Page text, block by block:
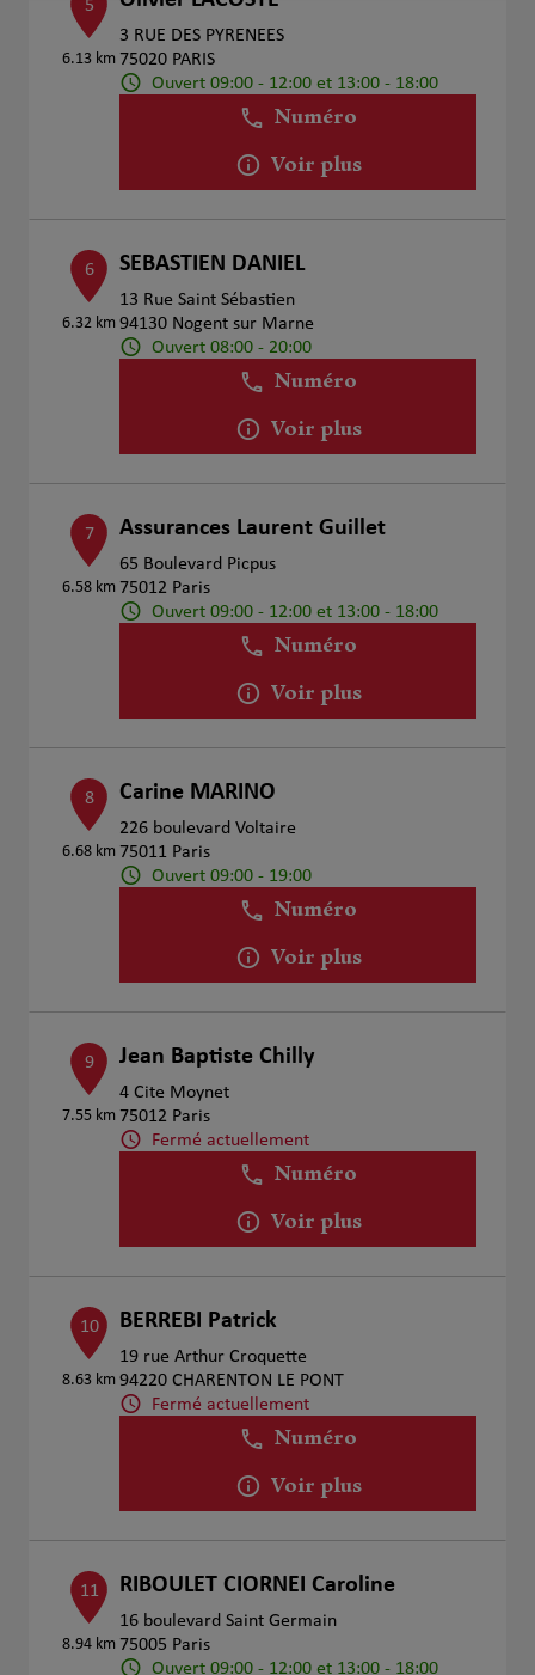
5
6.13 km
3 RUE DES PYRENEES
75020 PARIS
Ouvert 09:00 - 12:00 et 13:00 - 18:00
Numéro
Voir plus
6
6.32 km
SEBASTIEN DANIEL
13 Rue Saint Sébastien
94130 Nogent sur Marne
Ouvert 08:00 - 20:00
Numéro
Voir plus
7
6.58 km
Assurances Laurent Guillet
65 Boulevard Picpus
75012 Paris
Ouvert 09:00 - 12:00 et 13:00 - 18:00
Numéro
Voir plus
8
6.68 km
Carine MARINO
226 boulevard Voltaire
75011 Paris
Ouvert 09:00 - 19:00
Numéro
Voir plus
9
7.55 km
Jean Baptiste Chilly
4 Cite Moynet
75012 Paris
Fermé actuellement
Numéro
Voir plus
10
8.63 km
BERREBI Patrick
19 rue Arthur Croquette
94220 CHARENTON LE PONT
Fermé actuellement
Numéro
Voir plus
11
8.94 km
RIBOULET CIORNEI Caroline
16 boulevard Saint Germain
75005 Paris
Ouvert 09:00 - 12:00 et 13:00 - 18:00